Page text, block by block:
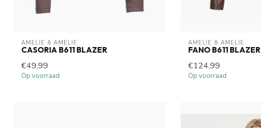
AMELIE & AMELIE
CASORIA B611 BLAZER
€49,99
Op voorraad
AMELIE & AMELIE
FANO B611 BLAZER
€124,99
Op voorraad